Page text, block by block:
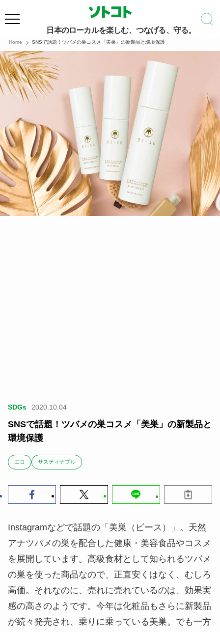
日本のローカルを楽しむ、つなげる、守る。
Home SNSで話題！ツバメの巣コスメ「美巣」の新製品と環境保護
SDGs 2020.10.04
SNSで話題！ツバメの巣コスメ「美巣」の新製品と
環境保護
エコ サスティナブル
Instagramなどで話題の「美巣（ビース）」。天然
アナツバメの巣を配合した健康・美容食品やコスメ
を展開しています。高級食材として知られるツバメ
の巣を使った商品なので、正直安くはなく、むしろ
高価。それなのに、売れに売れているのは、効果実
感の高さのようです。今年は化粧品もさらに新製品
が続々発売され、乗りに乗っている美巣。でも一方